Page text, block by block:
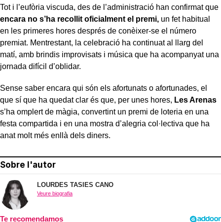
Tot i l’eufòria viscuda, des de l’administració han confirmat que
encara no s’ha recollit oficialment el premi, un fet habitual
en les primeres hores després de conèixer-se el número
premiat. Mentrestant, la celebració ha continuat al llarg del
matí, amb brindis improvisats i música que ha acompanyat una
jornada difícil d’oblidar.
Sense saber encara qui són els afortunats o afortunades, el
que sí que ha quedat clar és que, per unes hores, Les Arenas
s’ha omplert de màgia, convertint un premi de loteria en una
festa compartida i en una mostra d’alegria col·lectiva que ha
anat molt més enllà dels diners.
Sobre l'autor
LOURDES TASIES CANO
Veure biografia